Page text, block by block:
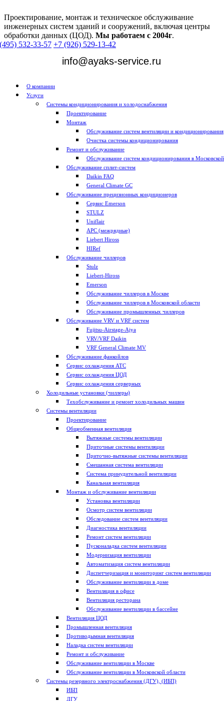
Проектирование, монтаж и техническое обслуживание
инженерных систем зданий и сооружений, включая центры
обработки данных (ЦОД). Мы работаем с 2004г.
532-33-57 +7 (926) 529-13-42
info@ayaks-service.ru
О компании
Услуги
Системы кондиционирования и холодоснабжения
Проектирование
Монтаж
Обслуживание систем вентиляции и кондиционирования
Очистка системы кондиционирования
Ремонт и обслуживание
Обслуживание систем кондиционирования в
Обслуживание сплит-систем
Daikin FAQ
General Climate GC
Обслуживание прецизионных кондиционеров
Сервис Emerson
STULZ
Uniflair
APC (межрядные)
Liebert Hiross
HIRef
Обслуживание чиллеров
Stulz
Liebert-Hiross
Emerson
Обслуживание чиллеров в Москве
Обслуживание чиллеров в Московской области
Обслуживание промышленных чиллеров
Обслуживание VRV и VRF систем
Fujitsu-Airstage-Ajya
VRV/VRF Daikin
VRF General Climate MV
Обслуживание фанкойлов
Сервис охлаждения АТС
Сервис охлаждения ЦОД
Сервис охлаждения серверных
Холодильные установки (чиллеры)
Техобслуживание и ремонт холодильных машин
Системы вентиляции
Проектирование
Общеобменная вентиляция
Вытяжные системы вентиляции
Приточные системы вентиляции
Приточно-вытяжные системы вентиляции
Смешанная система вентиляции
Система принудительной вентиляции
Канальная вентиляция
Монтаж и обслуживание вентиляции
Установка вентиляции
Осмотр систем вентиляции
Обследование систем вентиляции
Диагностика вентиляции
Ремонт систем вентиляции
Пусконаладка систем вентиляции
Модернизация вентиляции
Автоматизация систем вентиляции
Диспетчеризация и мониторинг систем вентиляции
Обслуживание вентиляции в доме
Вентиляция в офисе
Вентиляция ресторана
Обслуживание вентиляции в бассейне
Вентиляция ЦОД
Промышленная вентиляция
Противодымная вентиляция
Наладка систем вентиляции
Ремонт и обслуживание
Обслуживание вентиляции в Москве
Обслуживание вентиляции в Московской области
Системы резервного электроснабжения (ДГУ), (ИБП)
ИБП
ДГУ